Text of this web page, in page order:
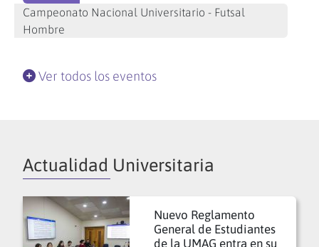
Campeonato Nacional Universitario - Futsal
Hombre
Ver todos los eventos
Actualidad Universitaria
Nuevo Reglamento
General de Estudiantes
de la UMAG entra en su